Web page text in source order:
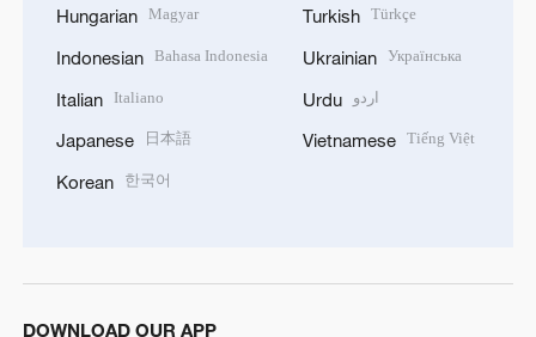
Hungarian Magyar
Indonesian Bahasa Indonesia
Italian Italiano
Japanese 日本語
Korean 한국어
Turkish Türkçe
Ukrainian Українська
Urdu اردو
Vietnamese Tiếng Việt
DOWNLOAD OUR APP